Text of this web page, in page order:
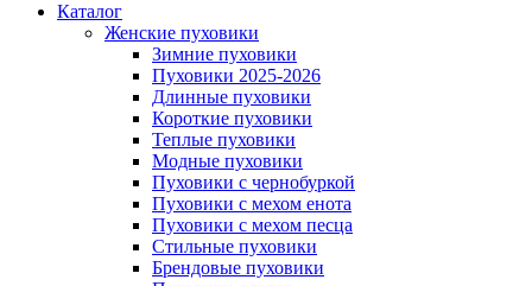
Каталог
Женские пуховики
Зимние пуховики
Пуховики 2025-2026
Длинные пуховики
Короткие пуховики
Теплые пуховики
Модные пуховики
Пуховики с чернобуркой
Пуховики с мехом енота
Пуховики с мехом песца
Стильные пуховики
Брендовые пуховики